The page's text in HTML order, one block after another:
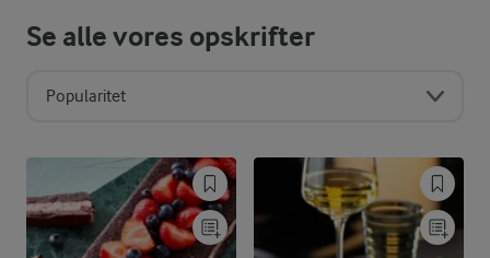
Se alle vores opskrifter
Popularitet